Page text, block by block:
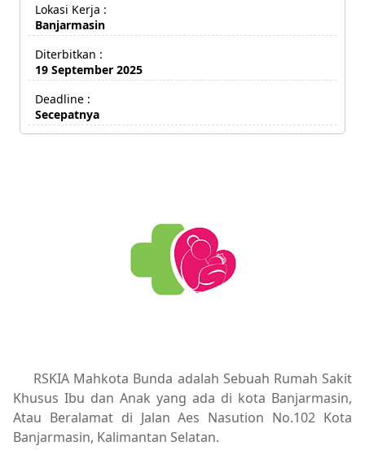
Lokasi Kerja :
Banjarmasin
Diterbitkan :
19 September 2025
Deadline :
Secepatnya
RSKIA Mahkota Bunda adalah Sebuah Rumah Sakit
Khusus Ibu dan Anak yang ada di kota Banjarmasin,
Atau Beralamat di Jalan Aes Nasution No.102 Kota
Banjarmasin, Kalimantan Selatan.